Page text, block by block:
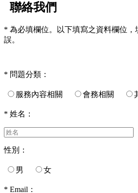
聯絡我們
* 為必填欄位。以下填寫之資料欄位，
誤。
* 問題分類：
服務內容相關 會務相關
* 姓名：
性別：
男 女
* Email：